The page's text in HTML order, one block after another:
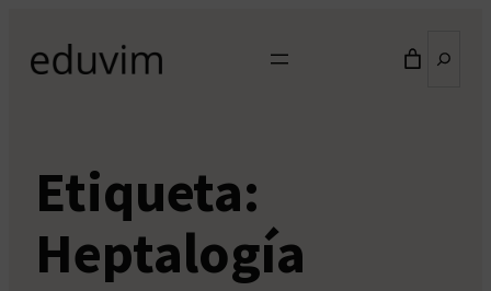
contenido
Etiqueta:
Heptalogía